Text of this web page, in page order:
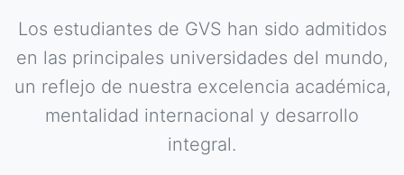
Los estudiantes de GVS han sido admitidos
en las principales universidades del mundo,
un reflejo de nuestra excelencia académica,
mentalidad internacional y desarrollo
integral.